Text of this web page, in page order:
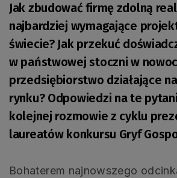
Jak zbudować firmę zdolną
najbardziej wymagające
świecie? Jak przekuć
w państwowej stoczni w
przedsiębiorstwo działające
rynku? Odpowiedzi na te
kolejnej rozmowie z cyklu
laureatów konkursu Gryf
Bohaterem najnowszego